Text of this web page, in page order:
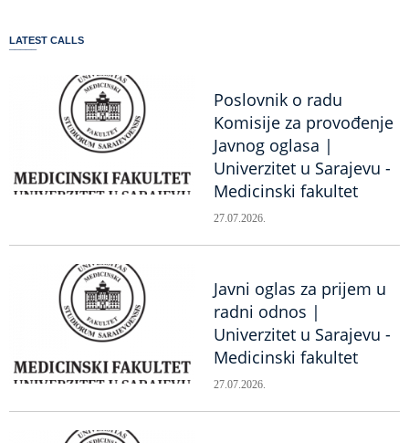
LATEST CALLS
Poslovnik o radu
Komisije za provođenje
Javnog oglasa |
Univerzitet u Sarajevu -
Medicinski fakultet
27.07.2026.
Javni oglas za prijem u
radni odnos |
Univerzitet u Sarajevu -
Medicinski fakultet
27.07.2026.